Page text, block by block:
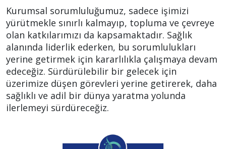
Kurumsal sorumluluğumuz, sadece işimizi
yürütmekle sınırlı kalmayıp, topluma ve çevreye
olan katkılarımızı da kapsamaktadır. Sağlık
alanında liderlik ederken, bu sorumlulukları
yerine getirmek için kararlılıkla çalışmaya devam
edeceğiz. Sürdürülebilir bir gelecek için
üzerimize düşen görevleri yerine getirerek, daha
sağlıklı ve adil bir dünya yaratma yolunda
ilerlemeyi sürdüreceğiz.